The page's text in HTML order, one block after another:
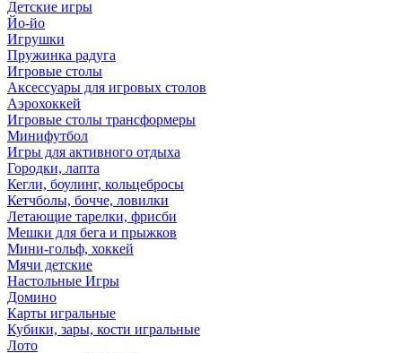
Детские игры
Йо-йо
Игрушки
Пружинка радуга
Игровые столы
Аксессуары для игровых столов
Аэрохоккей
Игровые столы трансформеры
Минифутбол
Игры для активного отдыха
Городки, лапта
Кегли, боулинг, кольцебросы
Кетчболы, бочче, ловилки
Летающие тарелки, фрисби
Мешки для бега и прыжков
Мини-гольф, хоккей
Мячи детские
Настольные Игры
Домино
Карты игральные
Кубики, зары, кости игральные
Лото